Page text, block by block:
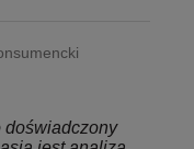
doświadczony